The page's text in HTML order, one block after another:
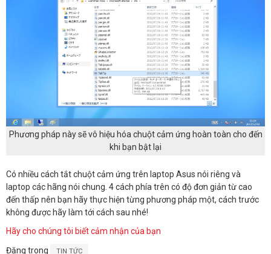
Phương pháp này sẽ vô hiệu hóa chuột cảm ứng hoàn toàn cho đến
khi bạn bật lại
Có nhiều cách tắt chuột cảm ứng trên laptop Asus nói riêng và
laptop các hãng nói chung. 4 cách phía trên có độ đơn giản từ cao
đến thấp nên bạn hãy thực hiện từng phương pháp một, cách trước
không được hãy làm tới cách sau nhé!
Hãy cho chúng tôi biết cảm nhận của bạn
Đăng trong
TIN TỨC